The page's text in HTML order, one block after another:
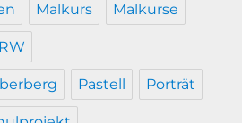
Malkurs Malkurse
Pastell Porträt